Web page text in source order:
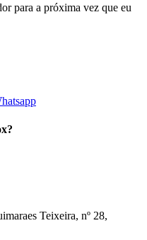
para a próxima vez que eu
Teixeira, nº 28,